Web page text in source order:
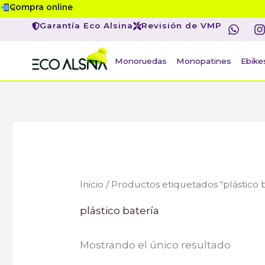
Ir Compra online
Garantía Eco Alsina
Revisión de VMP
W
h
a
I
n
t
Monoruedas Monopatines
Inicio / Productos etiquetados “plástico
plástico batería
Mostrando el único resultado